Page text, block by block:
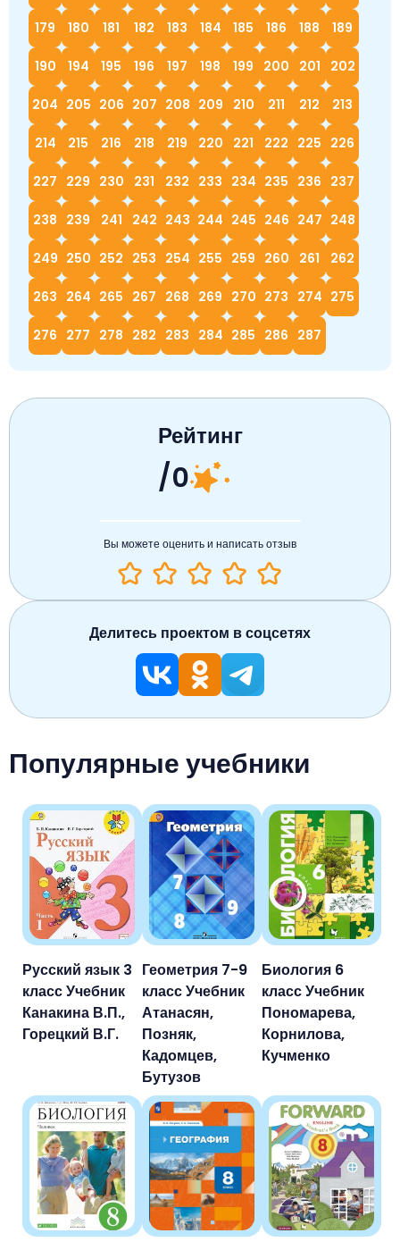
179 180 181 182 183 184 185 186 188 189
190 194 195 196 197 198 199 200 201 202
204 205 206 207 208 209 210 211 212 213
214 215 216 218 219 220 221 222 225 226
227 229 230 231 232 233 234 235 236 237
238 239 241 242 243 244 245 246 247 248
249 250 252 253 254 255 259 260 261 262
263 264 265 267 268 269 270 273 274 275
276 277 278 282 283 284 285 286 287
Популярные учебники
Русский язык 3
класс Учебник
Канакина В.П.,
Горецкий В.Г.
Геометрия 7-9
класс Учебник
Атанасян,
Позняк,
Кадомцев,
Бутузов
Биология 6
класс Учебник
Пономарева,
Корнилова,
Кучменко
Рейтинг
/0
Вы можете оценить и написать отзыв
Делитесь проектом в соцсетях